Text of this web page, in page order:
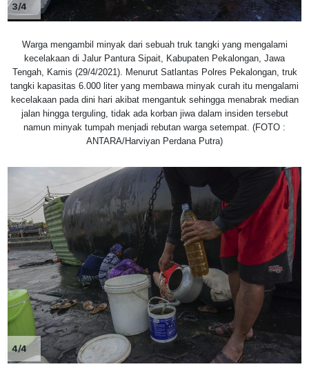
3/4
Warga mengambil minyak dari sebuah truk tangki yang mengalami
kecelakaan di Jalur Pantura Sipait, Kabupaten Pekalongan, Jawa
Tengah, Kamis (29/4/2021). Menurut Satlantas Polres Pekalongan, truk
tangki kapasitas 6.000 liter yang membawa minyak curah itu mengalami
kecelakaan pada dini hari akibat mengantuk sehingga menabrak median
jalan hingga terguling, tidak ada korban jiwa dalam insiden tersebut
namun minyak tumpah menjadi rebutan warga setempat. (FOTO :
ANTARA/Harviyan Perdana Putra)
4/4